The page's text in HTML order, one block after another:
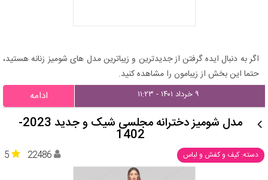
اگر به دنبال ایده گرفتن از جدیدترین و زیباترین مدل های شومیز زنانه هستید،
حتما این بخش از زیبامون را مشاهده کنید.
۹ خرداد ۱۴۰۱ - ۱۱:۲۳ ادامه
مدل شومیز دخترانه مجلسی شیک و جدید 2023-
1402
دسته: کیف و کفش و لباس 5 22486